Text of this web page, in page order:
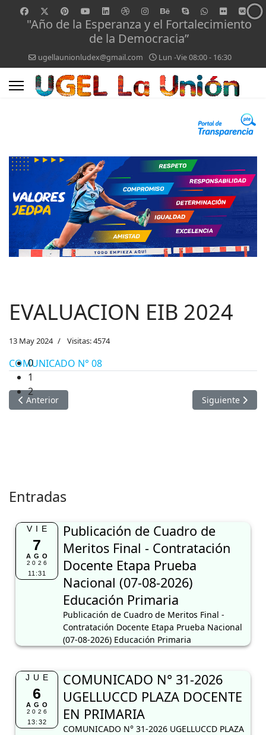
"Año de la Esperanza y el Fortalecimiento
de la Democracia”
ugellaunionludex@gmail.com Lun -Vie 08:00 - 16:30
EVALUACION EIB 2024
13 May 2024 Visitas: 4574
COMUNICADO N° 08
Artículo anterior: DEVOLUCIÓN DE EXPEDIENTES PROCESO
Anterior Artículo
Siguiente
Entradas
VIE
7
AGO
2026
11:31
Publicación de Cuadro de
Meritos Final - Contratación
Docente Etapa Prueba
Nacional (07-08-2026)
Educación Primaria
Publicación de Cuadro de Meritos Final -
Contratación Docente Etapa Prueba Nacional
(07-08-2026) Educación Primaria
JUE
6
AGO
2026
13:32
COMUNICADO N° 31-2026
UGELLUCCD PLAZA DOCENTE
EN PRIMARIA
COMUNICADO N° 31-2026 UGELLUCCD PLAZA